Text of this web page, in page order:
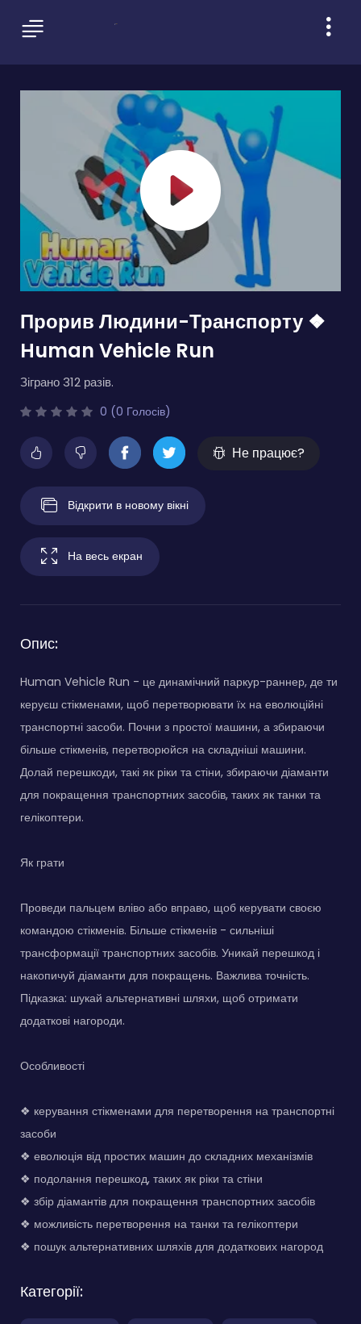
Прорив Людини-Транспорту ❖
Human Vehicle Run
Зіграно 312 разів.
0 (0 Голосів)
Не працює?
Відкрити в новому вікні
На весь екран
Опис:
Human Vehicle Run - це динамічний паркур-раннер, де ти
керуєш стікменами, щоб перетворювати їх на еволюційні
транспортні засоби. Почни з простої машини, а збираючи
більше стікменів, перетворюйся на складніші машини.
Долай перешкоди, такі як ріки та стіни, збираючи діаманти
для покращення транспортних засобів, таких як танки та
гелікоптери.
Як грати
Проведи пальцем вліво або вправо, щоб керувати своєю
командою стікменів. Більше стікменів - сильніші
трансформації транспортних засобів. Уникай перешкод і
накопичуй діаманти для покращень. Важлива точність.
Підказка: шукай альтернативні шляхи, щоб отримати
додаткові нагороди.
Особливості
❖ керування стікменами для перетворення на транспортні
засоби
❖ еволюція від простих машин до складних механізмів
❖ подолання перешкод, таких як ріки та стіни
❖ збір діамантів для покращення транспортних засобів
❖ можливість перетворення на танки та гелікоптери
❖ пошук альтернативних шляхів для додаткових нагород
Категорії: